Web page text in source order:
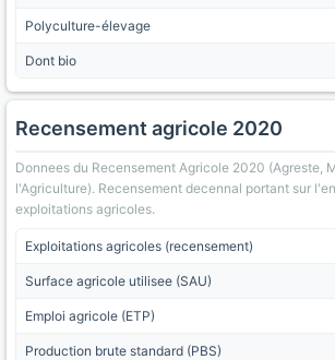
Polyculture-élevage
Dont bio
Recensement agricole 2020
Donnees du Recensement Agricole 2020 (Agreste,
l'Agriculture). Recensement decennal portant sur
exploitations agricoles.
Exploitations agricoles (recensement)
Surface agricole utilisee (SAU)
Emploi agricole (ETP)
Production brute standard (PBS)